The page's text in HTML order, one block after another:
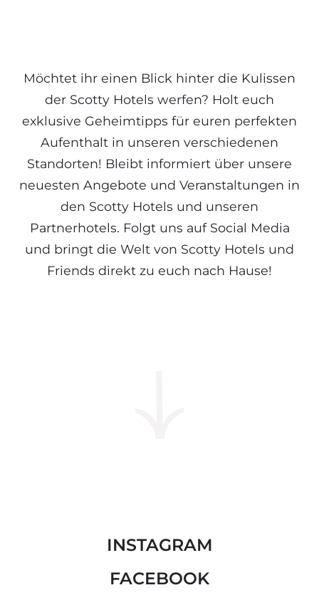
Möchtet ihr einen Blick hinter die Kulissen
der Scotty Hotels werfen? Holt euch
exklusive Geheimtipps für euren perfekten
Aufenthalt in unseren verschiedenen
Standorten! Bleibt informiert über unsere
neuesten Angebote und Veranstaltungen in
den Scotty Hotels und unseren
Partnerhotels. Folgt uns auf Social Media
und bringt die Welt von Scotty Hotels und
Friends direkt zu euch nach Hause!
INSTAGRAM
FACEBOOK